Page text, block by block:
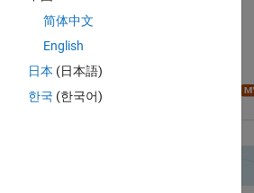
Acceptée :
简体中文
English
日本 (日本語)
한국 (한국어)